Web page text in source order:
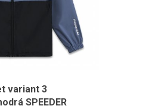
variant 3
SPEEDER